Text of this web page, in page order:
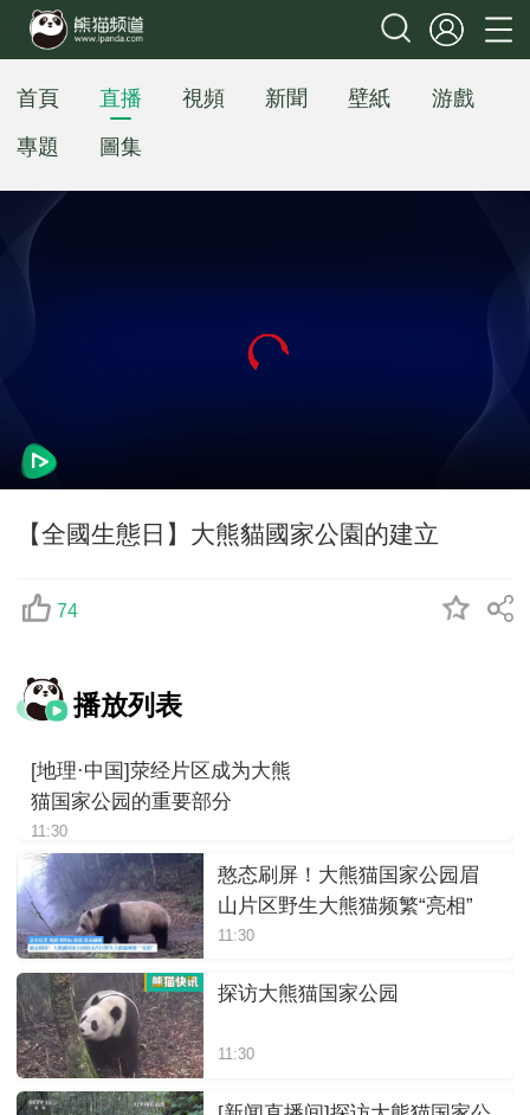
首頁 直播 視頻 新聞 壁紙
游戲
專題
圖集
【全國生態日】大熊貓國家公園的建立
74
播放列表
[地理·中国]荥经片区成为大熊
猫国家公园的重要部分
11:30
憨态刷屏！大熊猫国家公园眉
山片区野生大熊猫频繁“亮相”
11:30
探访大熊猫国家公园
11:30